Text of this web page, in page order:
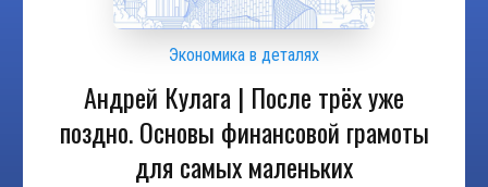
Экономика в деталях
Андрей Кулага | После трёх уже
поздно. Основы финансовой грамоты
для самых маленьких